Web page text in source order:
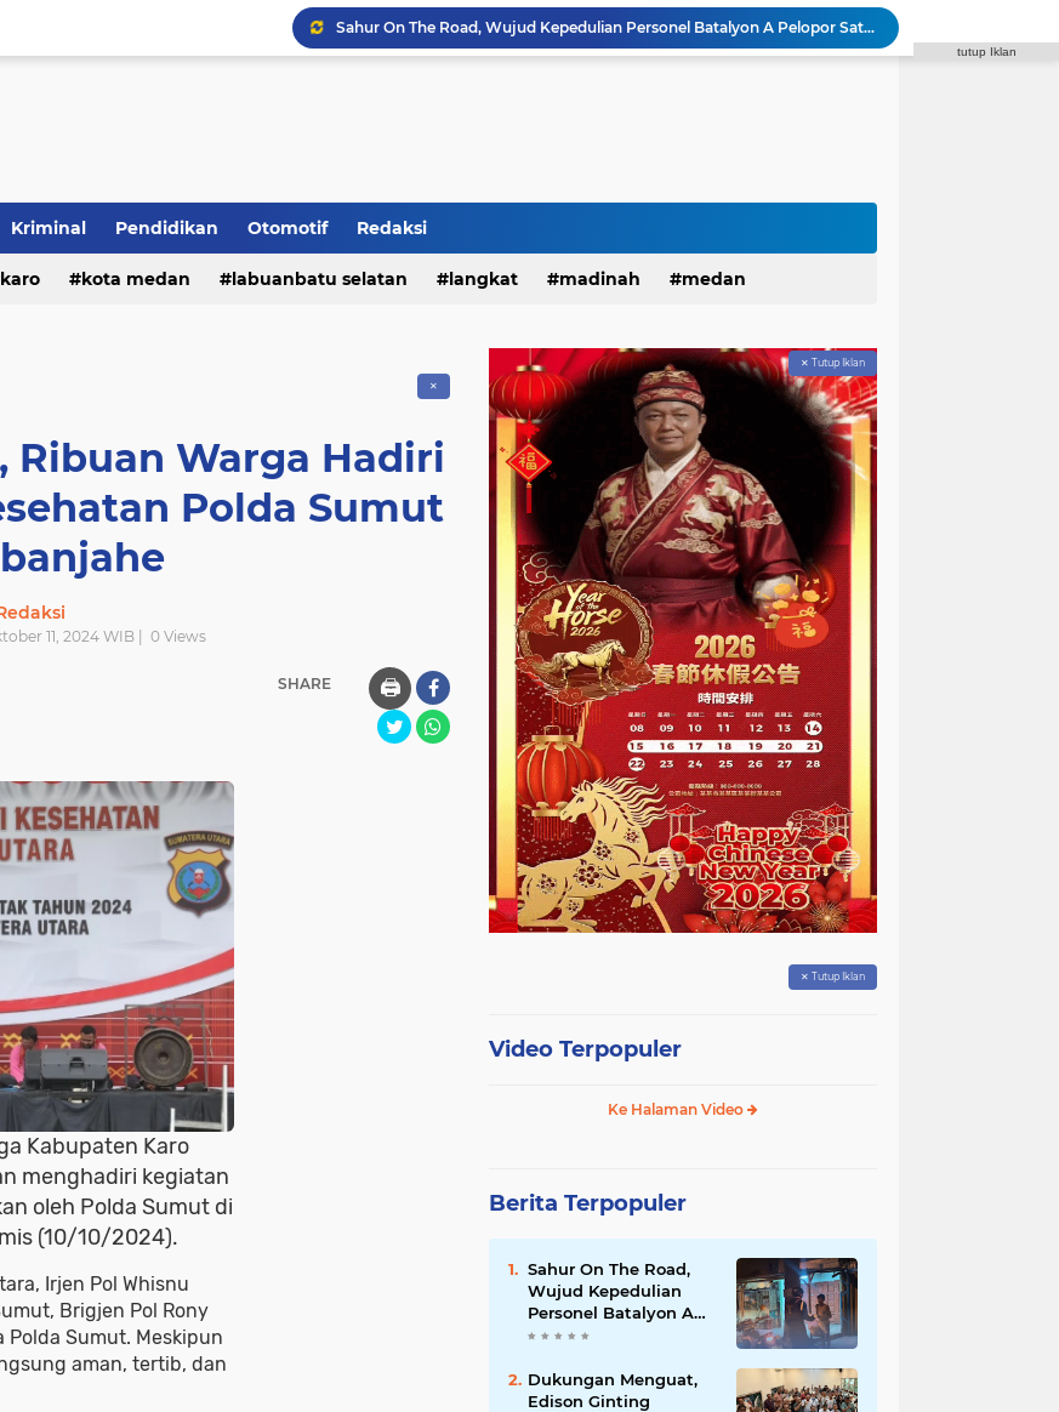
Sahur On The Road, Wujud Kepedulian Personel Batalyon A Pelopor Satuan Brimob Polda Sumut di Dini Hari Ramadhan
Polda Sumut Tambah 10 Orang Diamankan, Total 17 Terkait Tambang Ilegal di Perbatasan Tapsel–Madina
Polantas Menyapa, Sat Lantas Polrestabes Medan Berikan Layanan Humanis untuk Pendaftaran Pemohon SIM
Polres Tanah Karo Gelar Patroli Malam Antisipasi Gangguan Kamtibmas
Kriminal Pendidikan Otomotif Redaksi
karo kota medan labuanbatu selatan langkat madinah medan
✕
Warga Hadiri
Polda Sumut
11, 2024 WIB | 0Views
SHARE 🖨️
Kabupaten Karo
menghadiri kegiatan
oleh Polda Sumut di
(10/10/2024).
Irjen Pol Whisnu
Brigjen Pol Rony
Polda Sumut. Meskipun
aman, tertib, dan
✕ Tutup Iklan
✕ Tutup Iklan
Video Terpopuler
Ke Halaman Video
Berita Terpopuler
Sahur On The Road,
Wujud Kepedulian
Personel Batalyon A
Pelopor Satuan
di Dini Hari Ramadhan
Dukungan Menguat,
Edison Ginting
tutup Iklan